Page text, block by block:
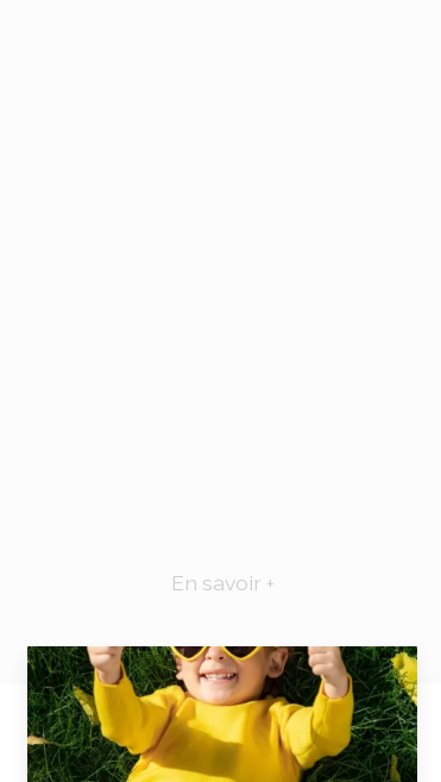
En savoir +